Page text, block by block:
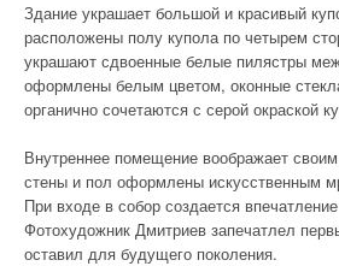
Здание украшает большой и красивый
расположены полу купола по четырем
украшают сдвоенные белые пилястры
оформлены белым цветом, оконные
органично сочетаются с серой окраской
Внутреннее помещение воображает
стены и пол оформлены искусственным
При входе в собор создается
Фотохудожник Дмитриев запечатлел
оставил для будущего поколения.